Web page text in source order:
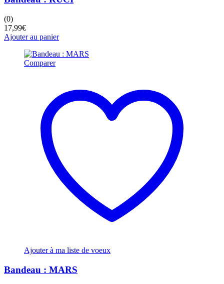
(0)
17,99€
Ajouter au panier
Comparer
Ajouter à ma liste de voeux
Bandeau : MARS